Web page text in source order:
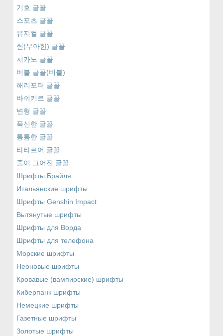
기호 글꼴
스포츠 글꼴
뮤지컬 글꼴
씬(우아한) 글꼴
치카노 글꼴
버블 글꼴(버블)
해리포터 글꼴
바쉬키르 글꼴
변형 글꼴
푹신한 글꼴
통통한 글꼴
타타르어 글꼴
줄이 그어진 글꼴
Шрифты Брайля
Итальянские шрифты
Шрифты Genshin Impact
Вытянутые шрифты
Шрифты для Ворда
Шрифты для телефона
Морские шрифты
Неоновые шрифты
Кровавые (вампирские) шрифты
Киберпанк шрифты
Немецкие шрифты
Газетные шрифты
Золотые шрифты